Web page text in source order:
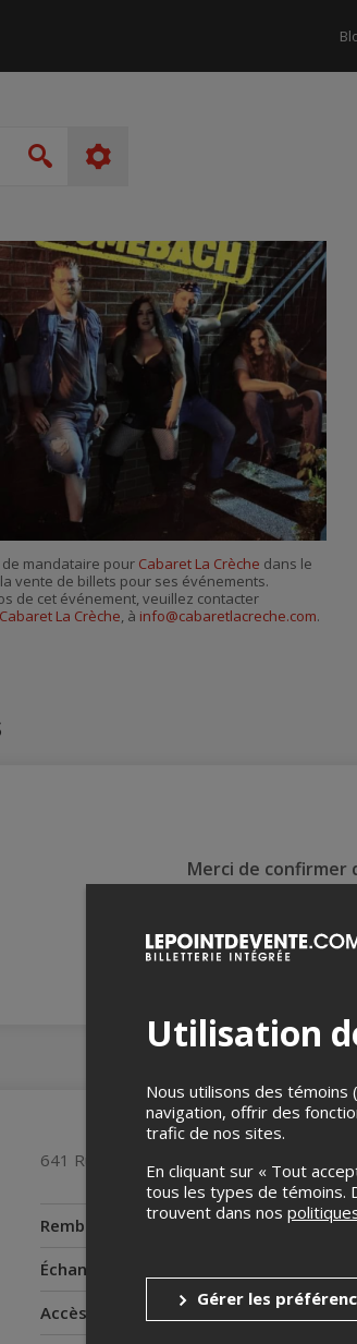
Rechercher
mandataire pour Cabaret La Crèche dans le
vente de billets pour ses événements.
de cet événement, veuillez contacter
Cabaret La Crèche, à info@cabaretlacreche.com.
Merci de confirmer
641 Rue Principale St-Cleophas-De
Remboursements
Échanges
Accès pour personnes à mobilité réduite
Utilisation
Nous utilisons des
navigation, offrir des
trafic de nos sites.
En cliquant sur « Tout
tous les types de témoins.
trouvent dans nos
Gérer les